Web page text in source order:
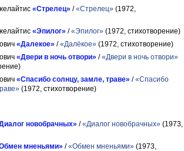
«Стрелец» /«Стрелец» (1972,
«Эпилог» /«Эпилог» (1972, стихотворение)
«Далекое» /«Далёкое» (1972, стихотворение)
«Двери в ночь отвори» /«Двери в ночь отвори»
«Спасибо солнцу, замле, траве» /«Спасибо
(1972, стихотворение)
новобрачных» /«Диалог новобрачных» (1973,
мненьями» /«Обмен мненьями» (1973,